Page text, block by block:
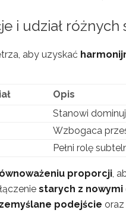
i udział
aby uzyskać
Opis
Stanowi
Wzbogaca
Pełni rolę
proporcji ,
starych z nowymi
podejście